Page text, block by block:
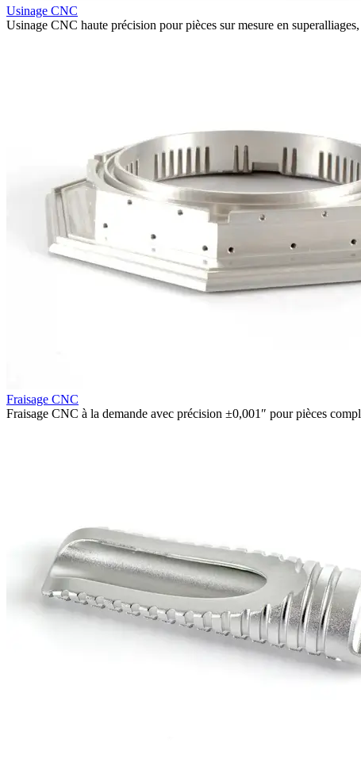
Usinage CNC
Usinage CNC haute précision pour pièces sur mesure en
Fraisage CNC
Fraisage CNC à la demande avec précision ±0,001″ pour pièces